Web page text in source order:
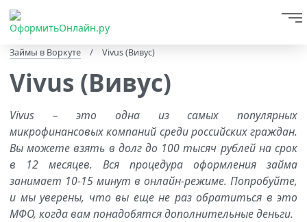
Займы в Воркуте / Vivus (Вивус)
Vivus (Вивус)
Vivus – это одна из самых популярных
микрофинансовых компаний среди российских граждан.
Вы можете взять в долг до 100 тысяч рублей на срок
в 12 месяцев. Вся процедура оформления займа
занимает 10-15 минут в онлайн-режиме. Попробуйте,
и мы уверены, что вы еще не раз обратиться в это
МФО, когда вам понадобятся дополнительные деньги.